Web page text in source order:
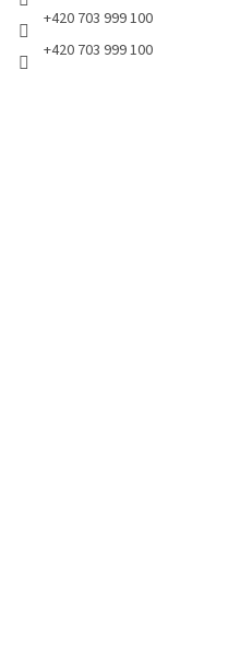
+420 703 999 100
+420 703 999 100